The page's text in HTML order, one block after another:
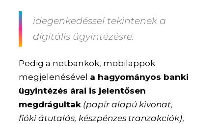
idegenkedéssel tekintenek a
digitális ügyintézésre.
Pedig a netbankok, mobilappok
megjelenésével a hagyományos banki
ügyintézés árai is jelentősen
megdrágultak (papír alapú kivonat,
fióki átutalás, készpénzes tranzakciók),